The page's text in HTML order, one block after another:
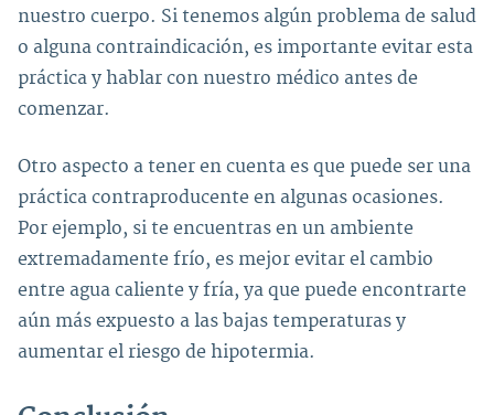
nuestro cuerpo. Si tenemos algún problema de salud
o alguna contraindicación, es importante evitar esta
práctica y hablar con nuestro médico antes de
comenzar.
Otro aspecto a tener en cuenta es que puede ser una
práctica contraproducente en algunas ocasiones.
Por ejemplo, si te encuentras en un ambiente
extremadamente frío, es mejor evitar el cambio
entre agua caliente y fría, ya que puede encontrarte
aún más expuesto a las bajas temperaturas y
aumentar el riesgo de hipotermia.